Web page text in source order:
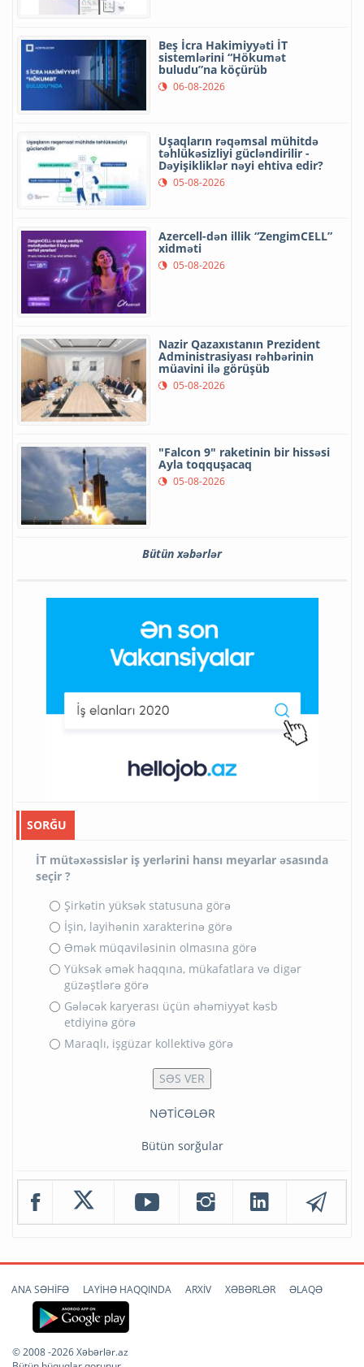
Beş İcra Hakimiyyəti İT
sistemlərini “Hökumət
buludu”na köçürüb
06-08-2026
Uşaqların rəqəmsal mühitdə
təhlükəsizliyi gücləndirilir -
Dəyişikliklər nəyi ehtiva edir?
05-08-2026
Azercell-dən illik “ZengimCELL”
xidməti
05-08-2026
Nazir Qazaxıstanın Prezident
Administrasiyası rəhbərinin
müavini ilə görüşüb
05-08-2026
"Falcon 9" raketinin bir hissəsi
Ayla toqquşacaq
05-08-2026
Bütün xəbərlər
SORĞU
İT mütəxəssislər iş yerlərini hansı meyarlar əsasında
seçir ?
Şirkətin yüksək statusuna görə
İşin, layihənin xarakterinə görə
Əmək müqaviləsinin olmasına görə
Yüksək əmək haqqına, mükafatlara və digər
güzəştlərə görə
Gələcək karyerası üçün əhəmiyyət kəsb
etdiyinə görə
Maraqlı, işgüzar kollektivə görə
NƏTİCƏLƏR
Bütün sorğular
ANA SƏHİFƏ LAYİHƏ HAQQINDA ARXİV XƏBƏRLƏR ƏLAQƏ
© 2008 -2026 Xəbərlər.az